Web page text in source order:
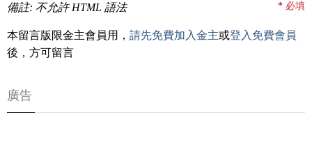
備註: 不允許 HTML 語法 * 必填
本留言版限金主會員用， 請先免費加入金主或登入免費會員
後，方可留言
廣告